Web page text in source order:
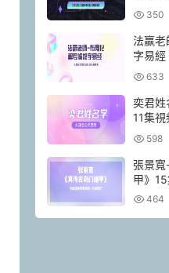
350
法赢
字易
633
奕君姓
11集視
598
張景寬
甲》
464